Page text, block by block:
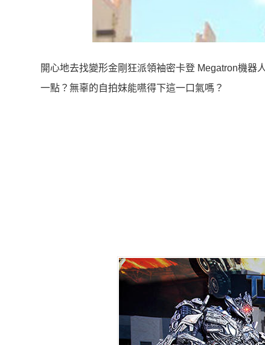
開心地去找變形金剛狂派領袖密卡登 Megatron機器
一點？無辜的自拍妹能嚥得下這一口氣嗎？